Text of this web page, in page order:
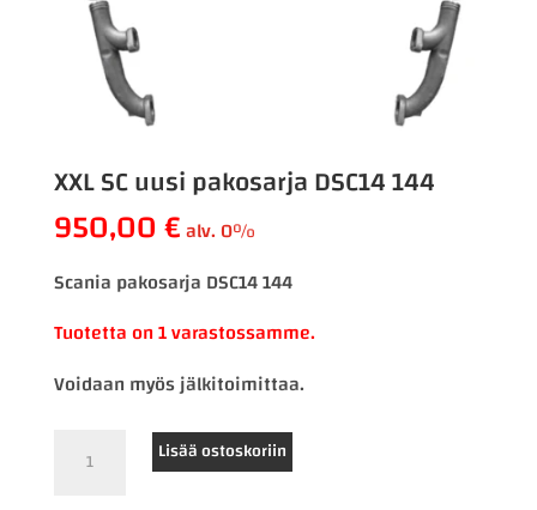
XXL SC uusi pakosarja DSC14 144
950,00€alv. 0%
Scania pakosarja DSC14 144
Tuotetta on 1 varastossamme.
Voidaan myös jälkitoimittaa.
Lisää ostoskoriin